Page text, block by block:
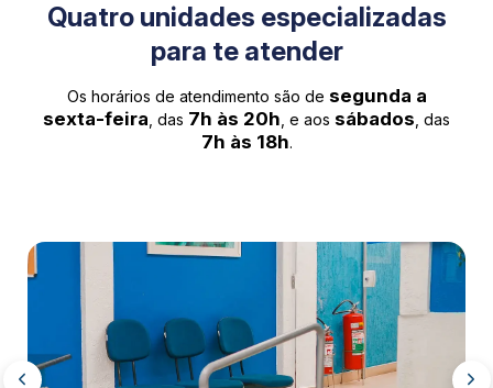
Quatro unidades especializadas
para te atender
Os horários de atendimento são de segunda a
sexta-feira , das 7h às 20h , e aos sábados , das
7h às 18h.